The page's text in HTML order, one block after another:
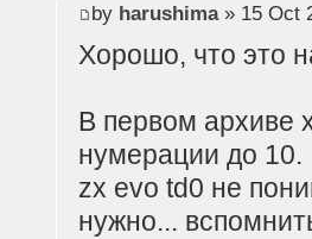
by harushima» 15 Oct
Хорошо, что это
В первом архиве
нумерации до 10.
zx evo td0 не
нужно...